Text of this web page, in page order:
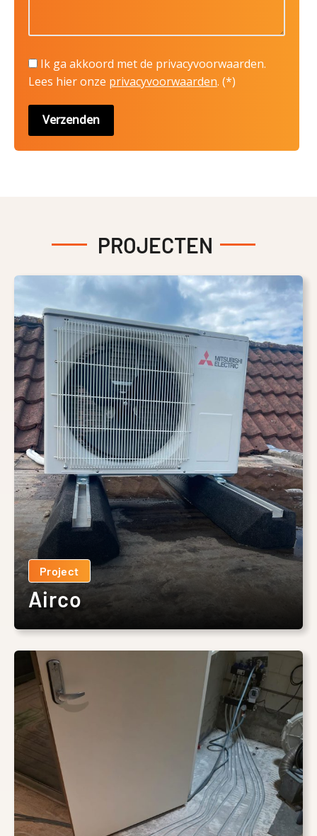
Ik ga akkoord met de privacyvoorwaarden.
Lees hier onze privacyvoorwaarden. (*)
PROJECTEN
Project
Airco